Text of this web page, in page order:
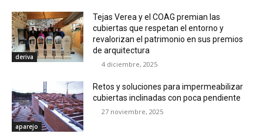
deriva
Tejas Verea y el COAG premian las
cubiertas que respetan el entorno y
revalorizan el patrimonio en sus premios
de arquitectura
4 diciembre, 2025
aparejo
Retos y soluciones para impermeabilizar
cubiertas inclinadas con poca pendiente
27 noviembre, 2025